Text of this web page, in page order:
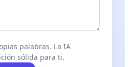
palabras. La IA
sólida para ti.